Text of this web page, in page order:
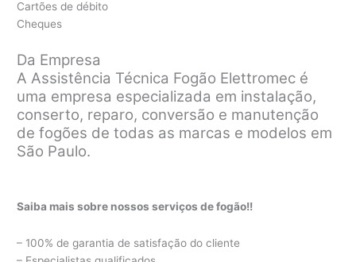
Cartões de débito
Cheques
Da Empresa
A Assistência Técnica Fogão Elettromec é
uma empresa especializada em instalação,
conserto, reparo, conversão e manutenção
de fogões de todas as marcas e modelos em
São Paulo.
Saiba mais sobre nossos serviços de fogão!!
– 100% de garantia de satisfação do cliente